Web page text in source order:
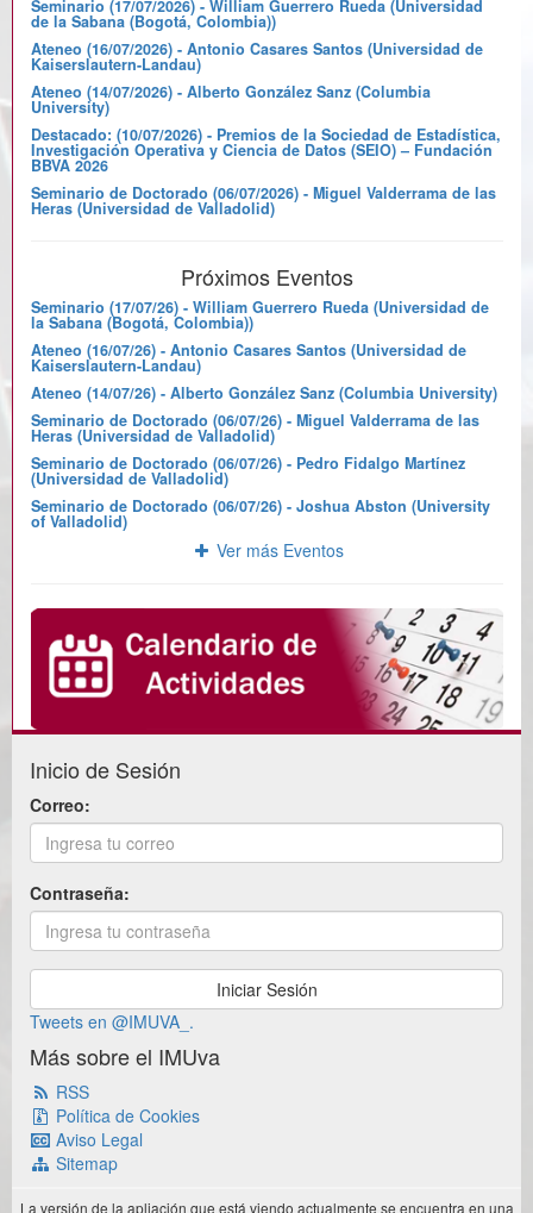
Seminario (17/07/2026) - William Guerrero Rueda (Universidad
de la Sabana (Bogotá, Colombia))
Ateneo (16/07/2026) - Antonio Casares Santos (Universidad de
Kaiserslautern-Landau)
Ateneo (14/07/2026) - Alberto González Sanz (Columbia
University)
Destacado: (10/07/2026) - Premios de la Sociedad de Estadística,
Investigación Operativa y Ciencia de Datos (SEIO) – Fundación
BBVA 2026
Seminario de Doctorado (06/07/2026) - Miguel Valderrama de las
Heras (Universidad de Valladolid)
Próximos Eventos
Seminario (17/07/26) - William Guerrero Rueda (Universidad de
la Sabana (Bogotá, Colombia))
Ateneo (16/07/26) - Antonio Casares Santos (Universidad de
Kaiserslautern-Landau)
Ateneo (14/07/26) - Alberto González Sanz (Columbia University)
Seminario de Doctorado (06/07/26) - Miguel Valderrama de las
Heras (Universidad de Valladolid)
Seminario de Doctorado (06/07/26) - Pedro Fidalgo Martínez
(Universidad de Valladolid)
Seminario de Doctorado (06/07/26) - Joshua Abston (University
of Valladolid)
Ver más Eventos
Inicio de Sesión
Correo:
Contraseña:
Tweets en @IMUVA_.
Más sobre el IMUva
RSS
Política de Cookies
Aviso Legal
Sitemap
La versión de la apliación que está viendo actualmente se encuentra en una